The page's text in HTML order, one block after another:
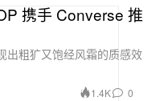
携手 Converse 推
出粗犷又饱经风霜的质感效
1.4K 0